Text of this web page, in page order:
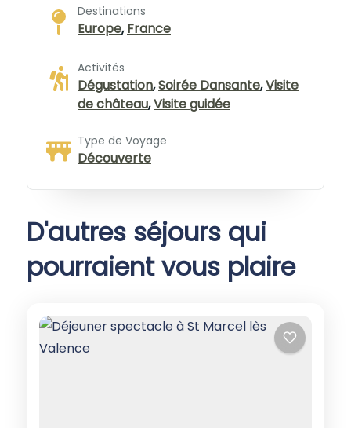
Destinations
Europe,France
Activités
Dégustation,Soirée Dansante,Visite
de château,Visite guidée
Type de Voyage
Découverte
D'autres séjours qui
pourraient vous plaire